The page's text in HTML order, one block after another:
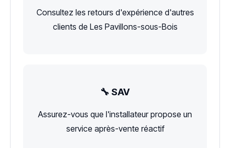
Consultez les retours d'expérience d'autres
clients de Les Pavillons-sous-Bois
🔧 SAV
Assurez-vous que l'installateur propose un
service après-vente réactif